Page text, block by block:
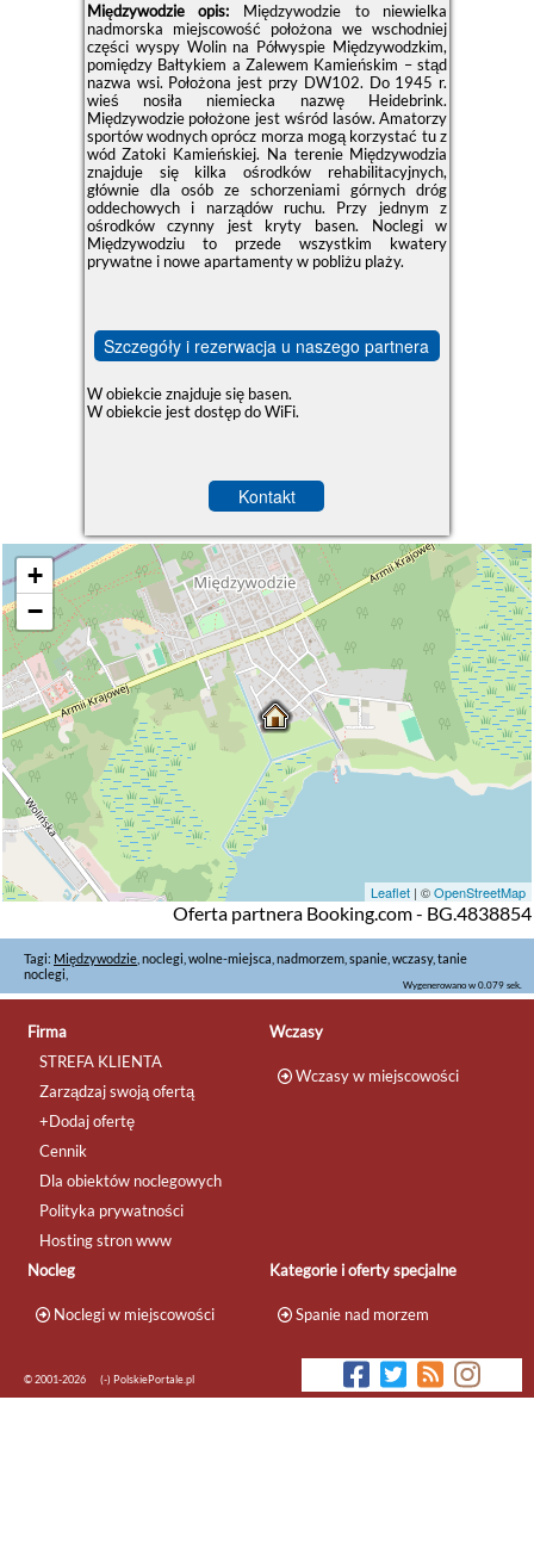
Międzywodzie opis: Międzywodzie to niewielka
nadmorska miejscowość położona we wschodniej
części wyspy Wolin na Półwyspie Międzywodzkim,
pomiędzy Bałtykiem a Zalewem Kamieńskim – stąd
nazwa wsi. Położona jest przy DW102. Do 1945 r.
wieś nosiła niemiecka nazwę Heidebrink.
Międzywodzie położone jest wśród lasów. Amatorzy
sportów wodnych oprócz morza mogą korzystać tu z
wód Zatoki Kamieńskiej. Na terenie Międzywodzia
znajduje się kilka ośrodków rehabilitacyjnych,
głównie dla osób ze schorzeniami górnych dróg
oddechowych i narządów ruchu. Przy jednym z
ośrodków czynny jest kryty basen. Noclegi w
Międzywodziu to przede wszystkim kwatery
prywatne i nowe apartamenty w pobliżu plaży.
Szczegóły i rezerwacja u naszego partnera
W obiekcie znajduje się basen.
W obiekcie jest dostęp do WiFi.
Kontakt
+
−
Leaflet | ©OpenStreetMap
Oferta partnera Booking.com - BG.4838854
Tagi: Międzywodzie , noclegi, wolne-miejsca, nadmorzem, spanie, wczasy, tanie
noclegi,
Wygenerowano w 0.079 sek.
Firma
STREFA KLIENTA
Zarządzaj swoją ofertą
+Dodaj ofertę
Cennik
Dla obiektów noclegowych
Polityka prywatności
Hosting stron www
Wczasy
Wczasy w miejscowości
Nocleg
Noclegi w miejscowości
Kategorie i oferty specjalne
Spanie nad morzem
© 2001-2026 (-) PolskiePortale.pl